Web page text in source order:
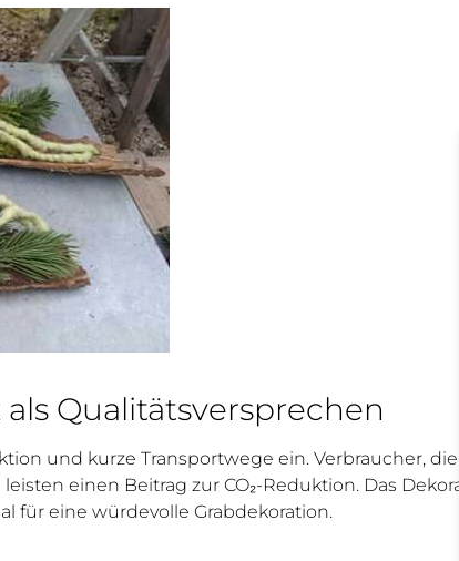
Qualitätsversprechen
und kurze Transportwege ein. Verbraucher,
einen Beitrag zur CO₂-Reduktion. Das
für eine würdevolle Grabdekoration.